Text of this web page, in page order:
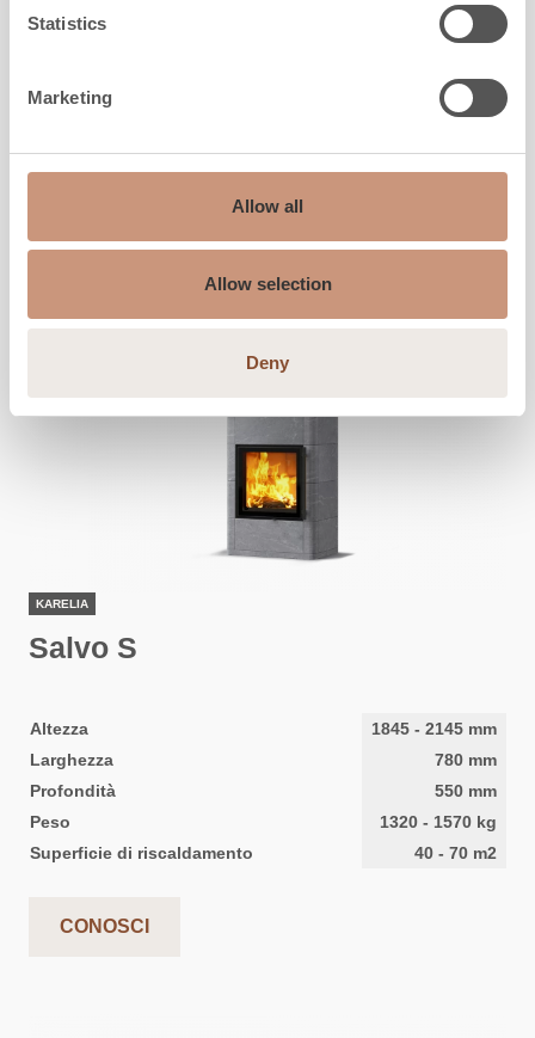
Statistics
Marketing
Allow all
Allow selection
Deny
550mm
1460kg
KARELIA
Salvo S
Altezza 1845 - 2145 mm
Larghezza
780 mm
Profondità
550 mm
Peso
1320 - 1570 kg
Superficie di riscaldamento
40 - 70 m2
CONOSCI